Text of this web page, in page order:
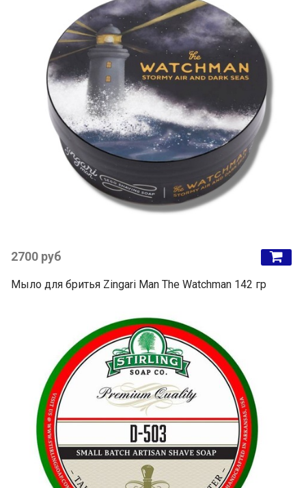
2700 руб
Мыло для бритья Zingari Man The Watchman 142 гр